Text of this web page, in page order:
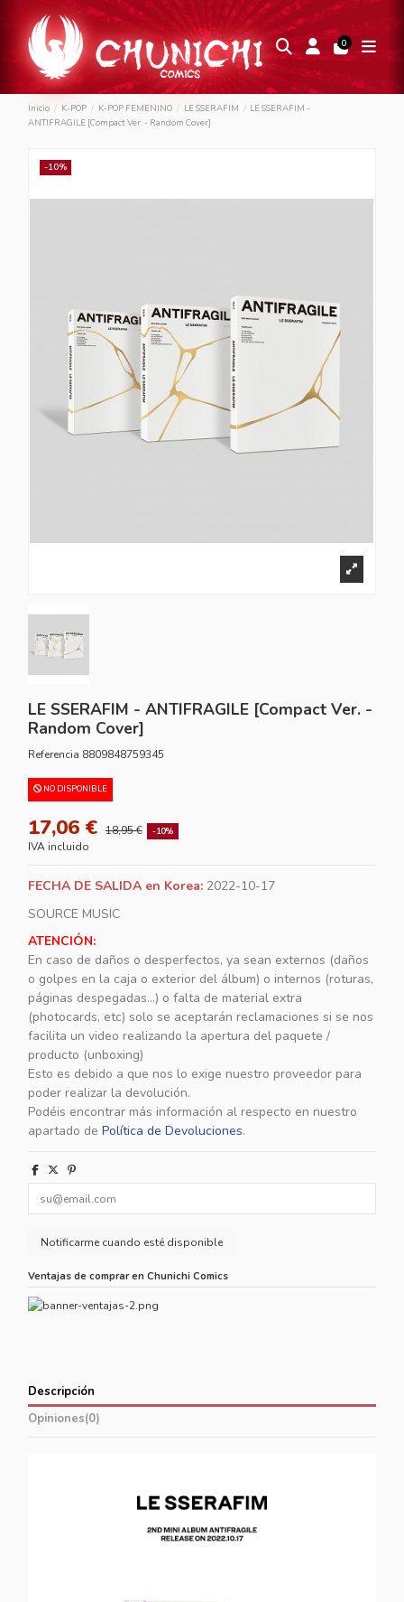
0
Inicio K-POP K-POP FEMENINO LE SSERAFIM
LE SSERAFIM -
ANTIFRAGILE [Compact Ver. - Random Cover]
-10%
LE SSERAFIM - ANTIFRAGILE [Compact Ver. -
Random Cover]
Referencia 8809848759345
NO DISPONIBLE
17,06 € 18,95 € -10%
IVA incluido
FECHA DE SALIDA en Korea: 2022-10-17
SOURCE MUSIC
ATENCIÓN:
En caso de daños o desperfectos, ya sean externos (daños
o golpes en la caja o exterior del álbum) o internos (roturas,
páginas despegadas...) o falta de material extra
(photocards, etc) solo se aceptarán reclamaciones si se nos
facilita un video realizando la apertura del paquete /
producto (unboxing)
Esto es debido a que nos lo exige nuestro proveedor para
poder realizar la devolución.
Podéis encontrar más información al respecto en nuestro
apartado de Política de Devoluciones.
Ventajas de comprar en Chunichi Comics
Descripción
Opiniones(0)